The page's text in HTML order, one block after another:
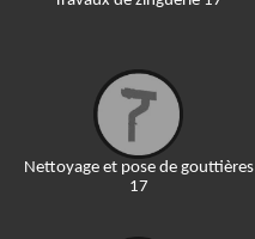
Nettoyage et pose de gouttières
17